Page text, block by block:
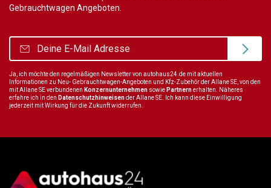
Gebrauchtwagen Angeboten.
Ja, ich möchte den regelmäßigen Newsletter von autohaus24.de mit aktuellen
Informationen zu Neu- Gebrauchtwagen-Angeboten und Kfz-Zubehör der Allane SE, von den
mit Allane SE verbundenen Konzernunternehmen sowie Partnernerhalten. Näheres
erfahre ich in den Datenschutzhinweisender Allane SE. Ich kann diese Einwilligung
jederzeit mit Wirkung für die Zukunft widerrufen.